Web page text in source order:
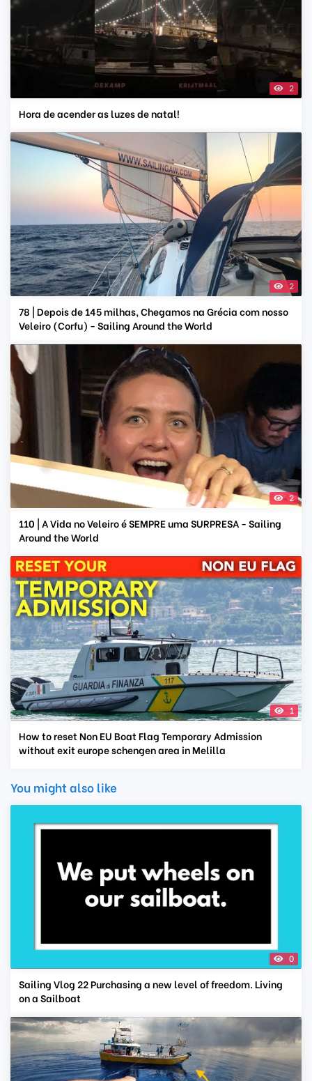
2
Hora de acender as luzes de natal!
2
78 | Depois de 145 milhas, Chegamos na Grécia com nosso
Veleiro (Corfu) - Sailing Around the World
2
110 | A Vida no Veleiro é SEMPRE uma SURPRESA - Sailing
Around the World
1
How to reset Non EU Boat Flag Temporary Admission
without exit europe schengen area in Melilla
You might also like
0
Sailing Vlog 22 Purchasing a new level of freedom. Living
on a Sailboat